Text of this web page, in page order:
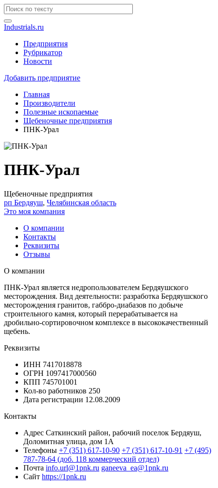
Industrials.ru
Предприятия
Рубрикатор
Новости
Добавить предприятие
Главная
Производители
Полезные ископаемые
Щебеночные предприятия
ПНК-Урал
ПНК-Урал
Щебеночные предприятия
рп Бердяуш, Челябинская область
Это моя компания
О компании
Контакты
Реквизиты
Отзывы
О компании
ПНК-Урал является недропользователем Бердяушского
месторождения. Вид деятельности: разработка Бердяушского
месторождения гранитов, габбро-диабазов по добыче
строительного камня, который перерабатывается на
дробильно-сортировочном комплексе в высококачественный
щебень.
Реквизиты
ИНН 7417018878
ОГРН 1097417000560
КПП 745701001
Кол-во работников 250
Дата регистрации 12.08.2009
Контакты
Адрес Саткинский район, рабочий поселок Бердяуш,
Доломитная улица, дом 1А
Телефоны +7 (351) 617-10-90 +7 (351) 617-10-91 +7 (495)
787-78-64 (доб. 118 коммерческий отдел)
Почта info.url@1pnk.ru ganeeva_ea@1pnk.ru
Сайт https://1pnk.ru